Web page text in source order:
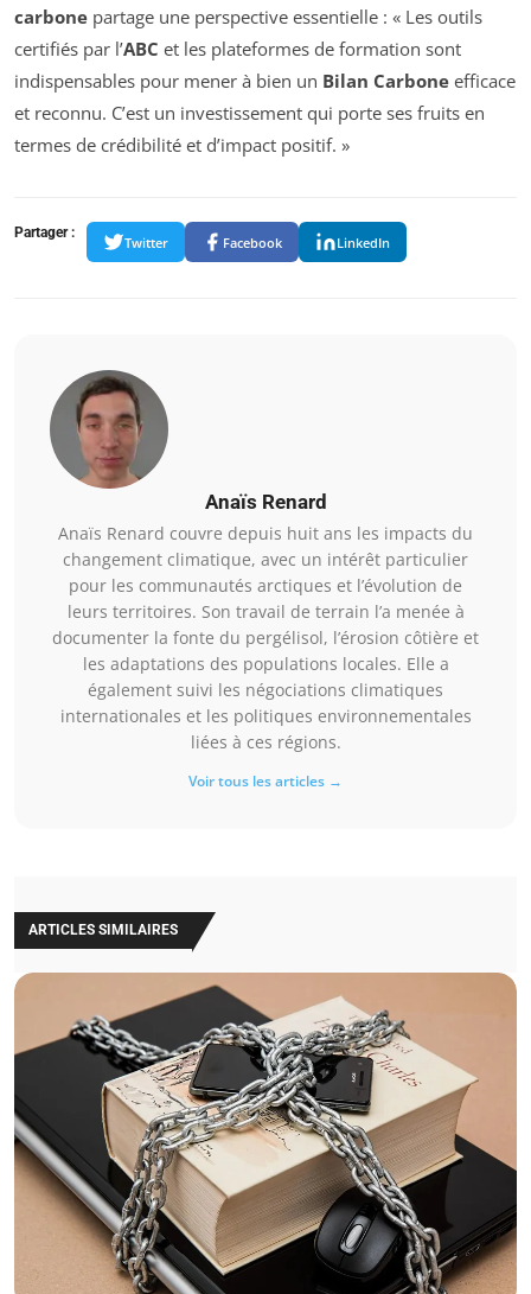
carbone partage une perspective essentielle : « Les outils
certifiés par l’ABC et les plateformes de formation sont
indispensables pour mener à bien un Bilan Carbone efficace
et reconnu. C’est un investissement qui porte ses fruits en
termes de crédibilité et d’impact positif. »
Partager :
Twitter Facebook LinkedIn
Anaïs Renard
Anaïs Renard couvre depuis huit ans les impacts du
changement climatique, avec un intérêt particulier
pour les communautés arctiques et l’évolution de
leurs territoires. Son travail de terrain l’a menée à
documenter la fonte du pergélisol, l’érosion côtière et
les adaptations des populations locales. Elle a
également suivi les négociations climatiques
internationales et les politiques environnementales
liées à ces régions.
Voir tous les articles →
ARTICLES SIMILAIRES